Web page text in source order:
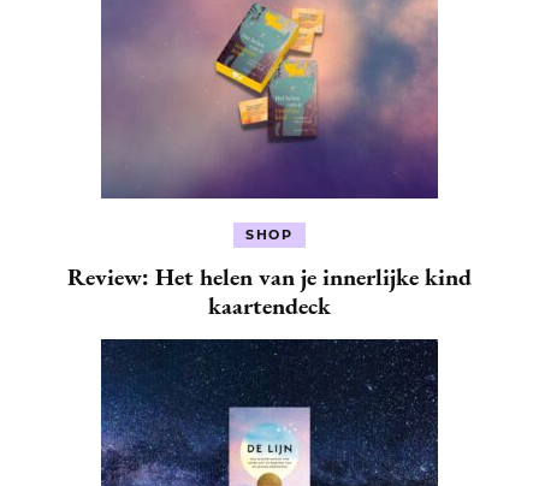
SHOP
Review: Het helen van je innerlijke kind
kaartendeck